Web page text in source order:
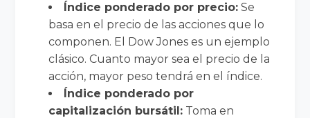
Índice ponderado por precio: Se
basa en el precio de las acciones que lo
componen. El Dow Jones es un ejemplo
clásico. Cuanto mayor sea el precio de la
acción, mayor peso tendrá en el índice.
Índice ponderado por
capitalización bursátil: Toma en